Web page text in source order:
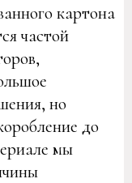
картона
частой
но
до
мы